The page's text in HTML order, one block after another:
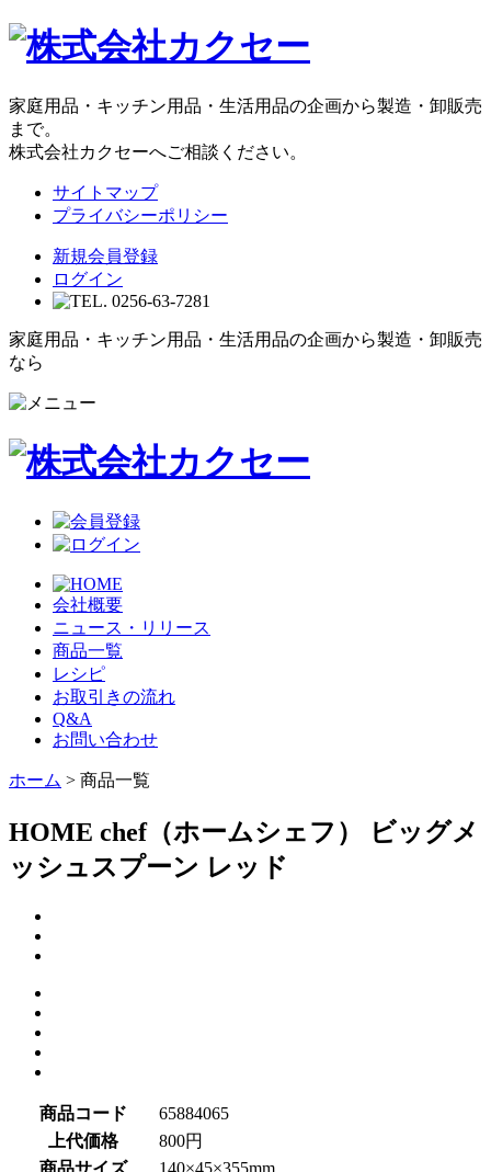
家庭用品・キッチン用品・生活用品の企画から製造・卸販売
まで。
株式会社カクセーへご相談ください。
サイトマップ
プライバシーポリシー
新規会員登録
ログイン
家庭用品・キッチン用品・生活用品の企画から製造・卸販売
なら
会社概要
ニュース・リリース
商品一覧
レシピ
お取引きの流れ
Q&A
お問い合わせ
ホーム > 商品一覧
HOME chef（ホームシェフ） ビッグメ
ッシュスプーン レッド
商品コード
65884065
上代価格
800円
商品サイズ
140×45×355mm